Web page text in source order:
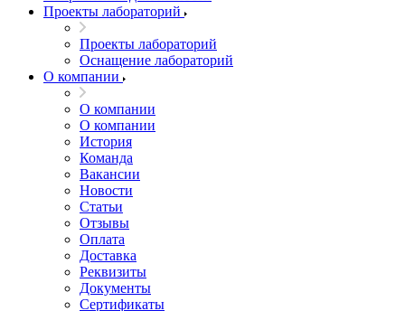
Проекты лабораторий
Проекты лабораторий
Оснащение лабораторий
О компании
О компании
О компании
История
Команда
Вакансии
Новости
Статьи
Отзывы
Оплата
Доставка
Реквизиты
Документы
Сертификаты